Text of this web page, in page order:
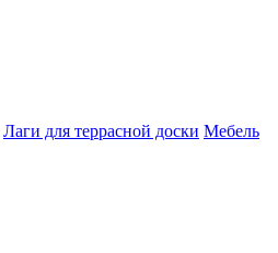
Лаги для террасной доски Мебель